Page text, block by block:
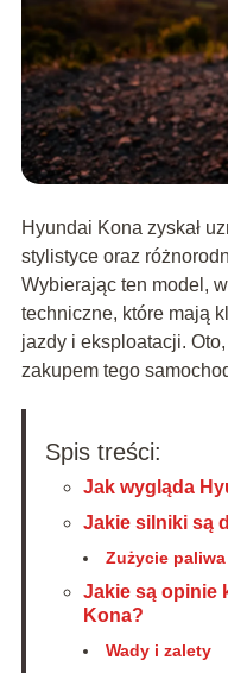
Hyundai Kona zyskał
stylistyce oraz
Wybierając ten model,
techniczne, które mają
jazdy i eksploatacji.
zakupem tego
Spis treści:
Jak wygląda
Jakie silniki są
Zużycie paliwa
Jakie są opinie
Kona?
Wady i zalety